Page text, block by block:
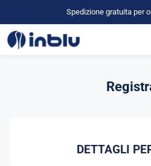
Spedizione gratuita per
DETTAGLI